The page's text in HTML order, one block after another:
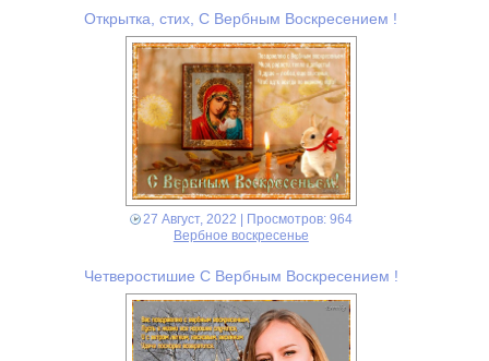
Открытка, стих, С Вербным Воскресением !
27 Август, 2022 | Просмотров: 964
Вербное воскресенье
Четверостишие С Вербным Воскресением !